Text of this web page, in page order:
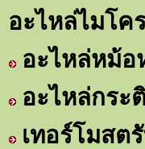
อะไหล่ไมโค
อะไหล่หม้อ
อะไหล่กระ
เทอร์โมสต